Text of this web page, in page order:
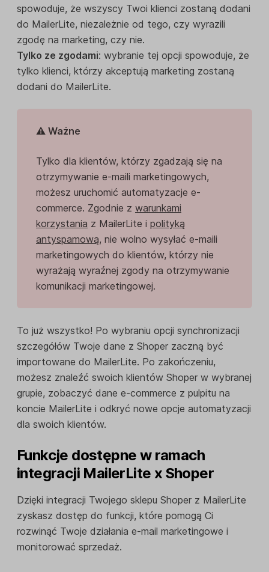
spowoduje, że wszyscy Twoi klienci zostaną dodani
do MailerLite, niezależnie od tego, czy wyrazili
zgodę na marketing, czy nie.
Tylko ze zgodami: wybranie tej opcji spowoduje, że
tylko klienci, którzy akceptują marketing zostaną
dodani do MailerLite.
⚠️ Ważne
Tylko dla klientów, którzy zgadzają się na
otrzymywanie e-maili marketingowych,
możesz uruchomić automatyzacje e-
commerce. Zgodnie z warunkami
korzystania z MailerLite i polityką
antyspamową, nie wolno wysyłać e-maili
marketingowych do klientów, którzy nie
wyrażają wyraźnej zgody na otrzymywanie
komunikacji marketingowej.
To już wszystko! Po wybraniu opcji synchronizacji
szczegółów Twoje dane z Shoper zaczną być
importowane do MailerLite. Po zakończeniu,
możesz znaleźć swoich klientów Shoper w wybranej
grupie, zobaczyć dane e-commerce z pulpitu na
koncie MailerLite i odkryć nowe opcje automatyzacji
dla swoich klientów.
Funkcje dostępne w ramach
integracji MailerLite x Shoper
Dzięki integracji Twojego sklepu Shoper z MailerLite
zyskasz dostęp do funkcji, które pomogą Ci
rozwinąć Twoje działania e-mail marketingowe i
monitorować sprzedaż.